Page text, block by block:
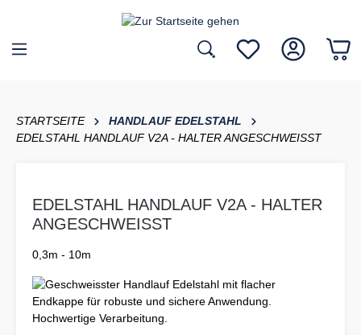
STARTSEITE
HANDLAUF EDELSTAHL
EDELSTAHL HANDLAUF V2A - HALTER ANGESCHWEISST
EDELSTAHL HANDLAUF V2A - HALTER
ANGESCHWEISST
0,3m - 10m